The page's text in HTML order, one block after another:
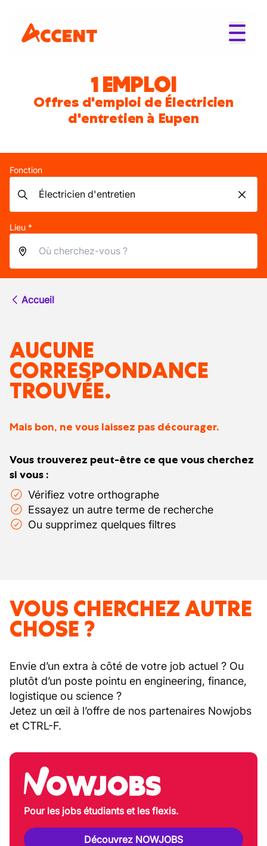
1 EMPLOI
Offres d'emploi de Électricien
d'entretien à Eupen
Fonction
Lieu *
Accueil
AUCUNE
CORRESPONDANCE
TROUVÉE.
Mais bon, ne vous laissez pas décourager.
Vous trouverez peut-être ce que vous cherchez
si vous :
Vérifiez votre orthographe
Essayez un autre terme de recherche
Ou supprimez quelques filtres
VOUS CHERCHEZ AUTRE
CHOSE ?
Envie d’un extra à côté de votre job actuel ? Ou
plutôt d’un poste pointu en engineering, finance,
logistique ou science ?
Jetez un œil à l’offre de nos partenaires Nowjobs
et CTRL-F.
Pour les jobs étudiants et les flexis.
Découvrez NOWJOBS